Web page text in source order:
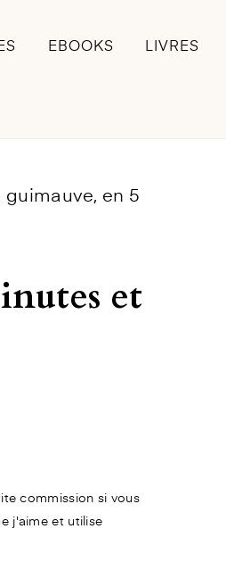
EBOOKS LIVRES
guimauve, en 5
et
commission si vous
j'aime et utilise